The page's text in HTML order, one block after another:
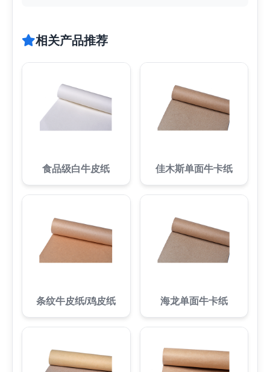
相关产品推荐
食品级白牛皮纸 佳木斯单面牛卡纸
条纹牛皮纸/鸡皮纸 海龙单面牛卡纸